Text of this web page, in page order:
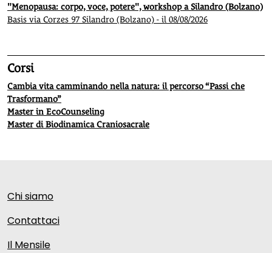
"Menopausa: corpo, voce, potere", workshop a Silandro (Bolzano)
Basis via Corzes 97 Silandro (Bolzano) - il 08/08/2026
Corsi
Cambia vita camminando nella natura: il percorso “Passi che
Trasformano”
Master in EcoCounseling
Master di Biodinamica Craniosacrale
Chi siamo
Contattaci
Il Mensile